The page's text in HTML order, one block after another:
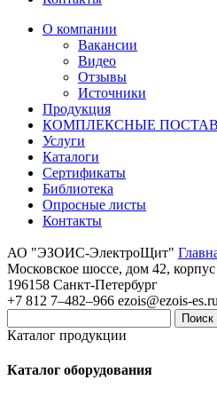
О компании
Вакансии
Видео
Отзывы
Источники
Продукция
КОМПЛЕКСНЫЕ
Услуги
Каталоги
Сертификаты
Библиотека
Опросные листы
Контакты
АО "ЭЗОИС-ЭлектроЩит"
Московское шоссе, дом 42,
196158 Санкт-Петербург
+7 812 7–482–966 ezois@ezois-es.ru
Поиск
Каталог продукции
Каталог оборудования